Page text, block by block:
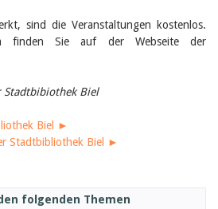
sind die Veranstaltungen kostenlos.
finden Sie auf der Webseite der
Stadtbibiothek Biel
Biel ►
Stadtbibliothek Biel ►
folgenden Themen